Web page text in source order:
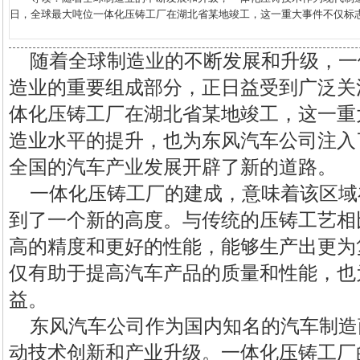
日，全球最大吨位一体化压铸工厂在湖北省某地竣工，这一重大事件不仅
随着全球制造业的不断发展和升级，
造业的重要组成部分，正日益受到广泛
体化压铸工厂在湖北省某地竣工，这一
造业水平的提升，也为东风汽车公司注
全国的汽车产业发展开辟了新的道路。
一体化压铸工厂的建成，意味着该区
到了一个新的高度。与传统的压铸工艺
高的精度和更好的性能，能够生产出更
仅有助于提高汽车产品的质量和性能，
益。
东风汽车公司作为国内知名的汽车制
动技术创新和产业升级。一体化压铸工